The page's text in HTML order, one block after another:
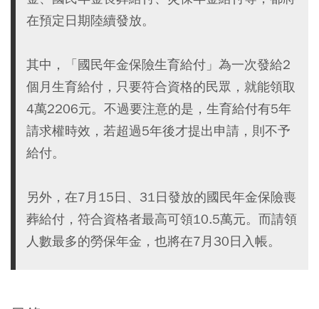
在預定日期陸續發放。
其中，「國民年金保險生育給付」為一次發給2
個月生育給付，只要符合資格的民眾，就能領取
4萬2206元。不過要注意的是，生育給付有5年
請求權時效，若超過5年後才提出申請，則不予
給付。
另外，在7月15日、31日發放的國民年金保險喪
葬給付，符合資格者最高可領10.5萬元。而請領
人數最多的勞保年金，也將在7月30日入帳。